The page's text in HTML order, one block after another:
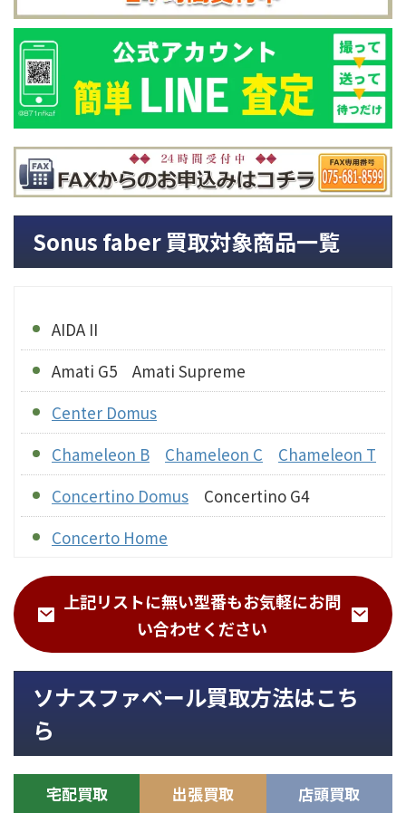
Sonus faber 買取対象商品一覧
AIDA II
Amati G5 Amati Supreme
Center Domus
Chameleon B
Chameleon C
Chameleon T
Concertino Domus Concertino G4
Concerto Home
Cremona
Cremona center M
Cremona M
Electa Amator III
Gravis I ＆ Gravis II
IL CREMONESE
上記リストに無い型番もお気軽にお問
い合わせください
ソナスファベール買取方法はこち
ら
宅配買取 出張買取 店頭買取